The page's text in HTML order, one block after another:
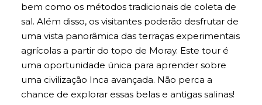
bem como os métodos tradicionais de coleta de
sal. Além disso, os visitantes poderão desfrutar de
uma vista panorâmica das terraças experimentais
agrícolas a partir do topo de Moray. Este tour é
uma oportunidade única para aprender sobre
uma civilização Inca avançada. Não perca a
chance de explorar essas belas e antigas salinas!